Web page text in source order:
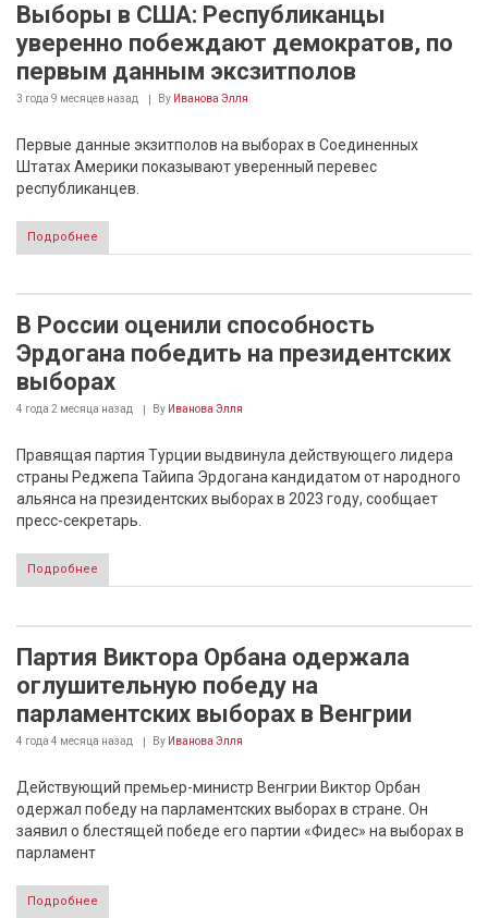
Выборы в США: Республиканцы
уверенно побеждают демократов, по
первым данным эксзитполов
3 года 9 месяцев назад By Иванова Элля
Первые данные экзитполов на выборах в Соединенных
Штатах Америки показывают уверенный перевес
республиканцев.
Подробнее
В России оценили способность
Эрдогана победить на президентских
выборах
4 года 2 месяца назад By Иванова Элля
Правящая партия Турции выдвинула действующего лидера
страны Реджепа Тайипа Эрдогана кандидатом от народного
альянса на президентских выборах в 2023 году, сообщает
пресс-секретарь.
Подробнее
Партия Виктора Орбана одержала
оглушительную победу на
парламентских выборах в Венгрии
4 года 4 месяца назад By Иванова Элля
Действующий премьер-министр Венгрии Виктор Орбан
одержал победу на парламентских выборах в стране. Он
заявил о блестящей победе его партии «Фидес» на выборах в
парламент
Подробнее